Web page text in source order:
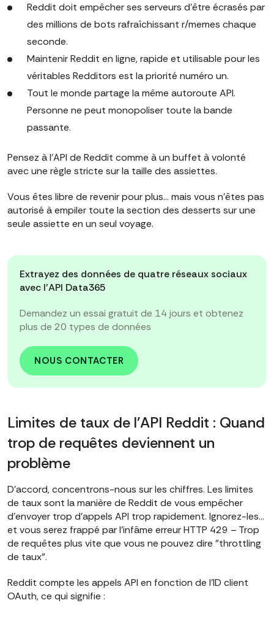
Reddit doit empêcher ses serveurs d'être écrasés par
des millions de bots rafraîchissant r/memes chaque
seconde.
Maintenir Reddit en ligne, rapide et utilisable pour les
véritables Redditors est la priorité numéro un.
Tout le monde partage la même autoroute API.
Personne ne peut monopoliser toute la bande
passante.
Pensez à l'API de Reddit comme à un buffet à volonté
avec une règle stricte sur la taille des assiettes.
Vous êtes libre de revenir pour plus… mais vous n'êtes pas
autorisé à empiler toute la section des desserts sur une
seule assiette en un seul voyage.
Extrayez des données de quatre réseaux sociaux
avec l'API Data365
Demandez un essai gratuit de 14 jours et obtenez
plus de 20 types de données
NOUS CONTACTER
Limites de taux de l'API Reddit : Quand
trop de requêtes deviennent un
problème
D'accord, concentrons-nous sur les chiffres. Les limites
de taux sont la manière de Reddit de vous empêcher
d'envoyer trop d'appels API trop rapidement. Ignorez-les…
et vous serez frappé par l'infâme erreur HTTP 429 – Trop
de requêtes plus vite que vous ne pouvez dire "throttling
de taux".
Reddit compte les appels API en fonction de l'ID client
OAuth, ce qui signifie :